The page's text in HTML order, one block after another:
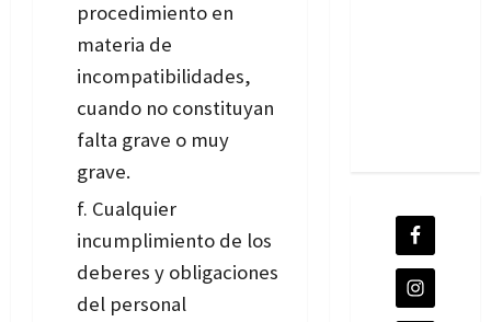
procedimiento en
materia de
incompatibilidades,
cuando no constituyan
falta grave o muy
grave.
Cualquier
incumplimiento de los
deberes y obligaciones
del personal